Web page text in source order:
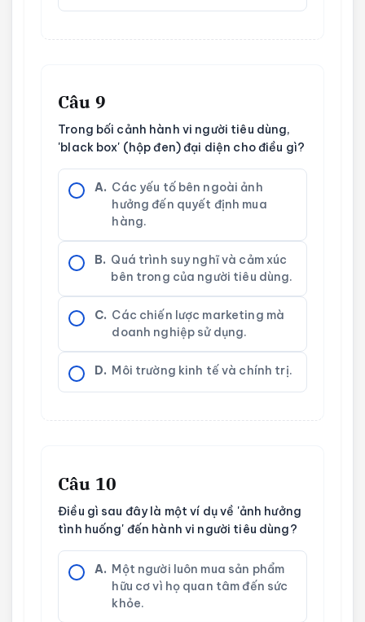
Câu 9
Trong bối cảnh hành vi người tiêu dùng,
'black box' (hộp đen) đại diện cho điều gì?
A. Các yếu tố bên ngoài ảnh
hưởng đến quyết định mua
hàng.
B. Quá trình suy nghĩ và cảm xúc
bên trong của người tiêu dùng.
C. Các chiến lược marketing mà
doanh nghiệp sử dụng.
D. Môi trường kinh tế và chính trị.
Câu 10
Điều gì sau đây là một ví dụ về 'ảnh hưởng
tình huống' đến hành vi người tiêu dùng?
A. Một người luôn mua sản phẩm
hữu cơ vì họ quan tâm đến sức
khỏe.